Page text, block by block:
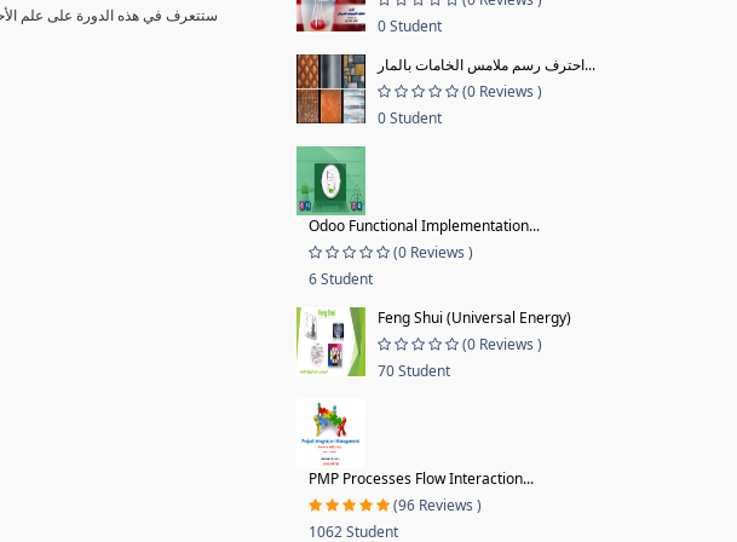
ستتعرف في هذه الدورة على علم
0 Student
احترف رسم ملامس الخامات بالمار...
(0 Reviews )
0 Student
Odoo Functional Implementation...
(0 Reviews )
6 Student
Feng Shui (Universal Energy)
(0 Reviews )
70 Student
PMP Processes Flow Interaction...
(96 Reviews )
1062 Student